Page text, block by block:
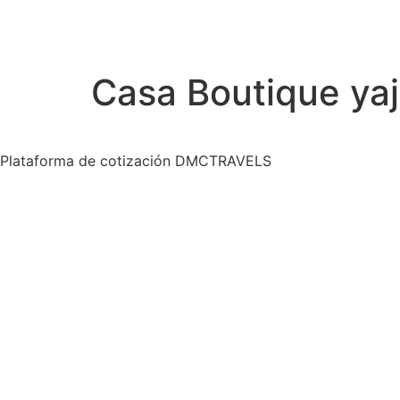
Casa Boutique
Plataforma de cotización DMCTRAVELS